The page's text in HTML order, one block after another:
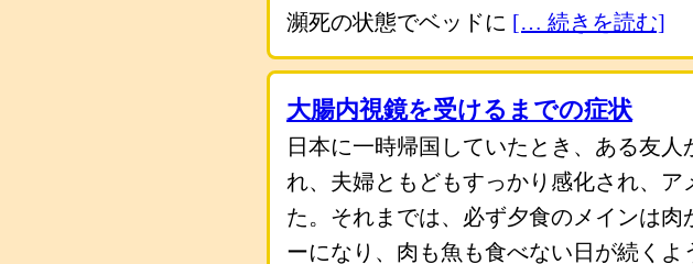
瀕死の状態でベッドに [… 続きを読む]
大腸内視鏡を受けるまでの症状
日本に一時帰国していたとき、ある友
れ、夫婦ともどもすっかり感化され、
た。それまでは、必ず夕食のメインは
ーになり、肉も魚も食べない日が続く